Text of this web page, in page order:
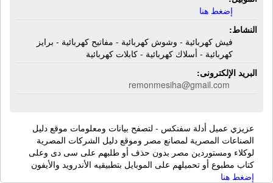
إضغط هنا
النشاط:
فيش كهربائية - وشوش كهربائية - مفاتيح كهربائية - برايز
كهربائية - أسلاك كهربائية - كابلات كهربائية
البريد الإلكترونى:
remonmesiha@gmail.com
عزيزي عميل أدلة سفنكس - لتصفح بيانات ومعلومات موقع دليل
الصناعات المصرية لمصانع مصر وموقع دليل الشركات المصرية
لوكلاء ومستوردين مصر بدون حذف أو طلبهم على سى دى وعلى
كتاب مطبوع أو تحميلهم على الموبايل بتطبيقيه الأندرويد والأيفون
إضغط هنا